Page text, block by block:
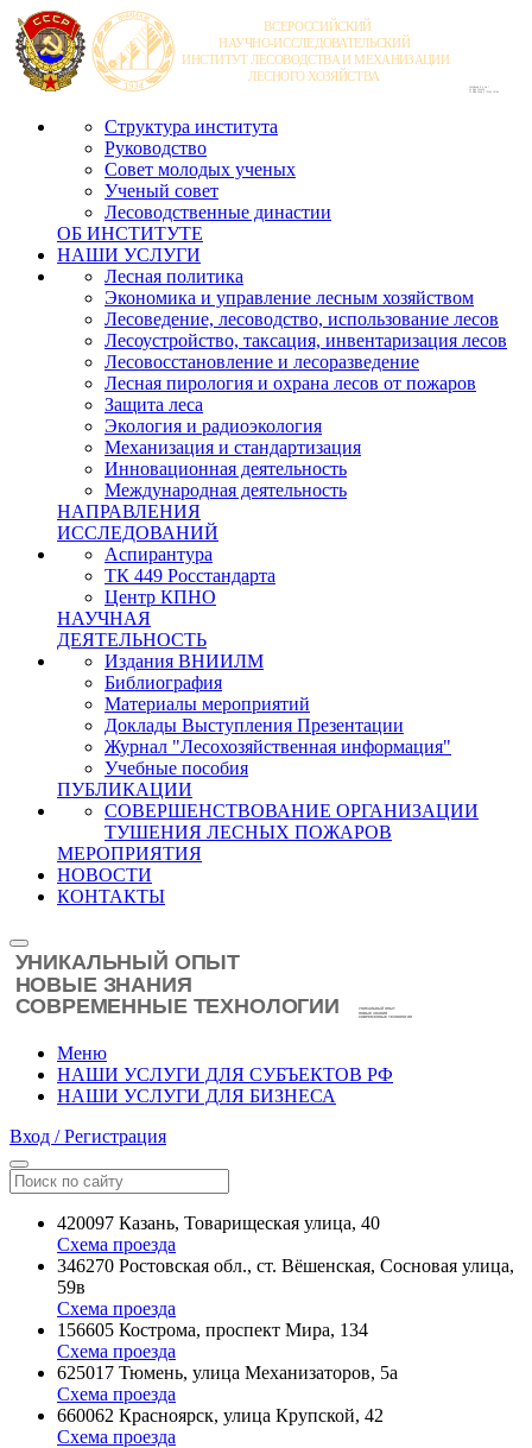
Структура института
Руководство
Совет молодых ученых
Ученый совет
Лесоводственные династии
ОБ ИНСТИТУТЕ
НАШИ УСЛУГИ
Лесная политика
Экономика и управление лесным хозяйством
Лесоведение, лесоводство, использование лесов
Лесоустройство, таксация, инвентаризация лесов
Лесовосстановление и лесоразведение
Лесная пирология и охрана лесов от пожаров
Защита леса
Экология и радиоэкология
Механизация и стандартизация
Инновационная деятельность
Международная деятельность
НАПРАВЛЕНИЯ
ИССЛЕДОВАНИЙ
Аспирантура
ТК 449 Росстандарта
Центр КПНО
НАУЧНАЯ
ДЕЯТЕЛЬНОСТЬ
Издания ВНИИЛМ
Библиография
Материалы мероприятий
Доклады Выступления Презентации
Журнал "Лесохозяйственная информация"
Учебные пособия
ПУБЛИКАЦИИ
СОВЕРШЕНСТВОВАНИЕ ОРГАНИЗАЦИИ
ТУШЕНИЯ ЛЕСНЫХ ПОЖАРОВ
МЕРОПРИЯТИЯ
НОВОСТИ
КОНТАКТЫ
Меню
НАШИ УСЛУГИ ДЛЯ СУБЪЕКТОВ РФ
НАШИ УСЛУГИ ДЛЯ БИЗНЕСА
Вход / Регистрация
420097 Казань, Товарищеская улица, 40
Схема проезда
346270 Ростовская обл., ст. Вёшенская, Сосновая улица,
59в
Схема проезда
156605 Кострома, проспект Мира, 134
Схема проезда
625017 Тюмень, улица Механизаторов, 5а
Схема проезда
660062 Красноярск, улица Крупской, 42
Схема проезда